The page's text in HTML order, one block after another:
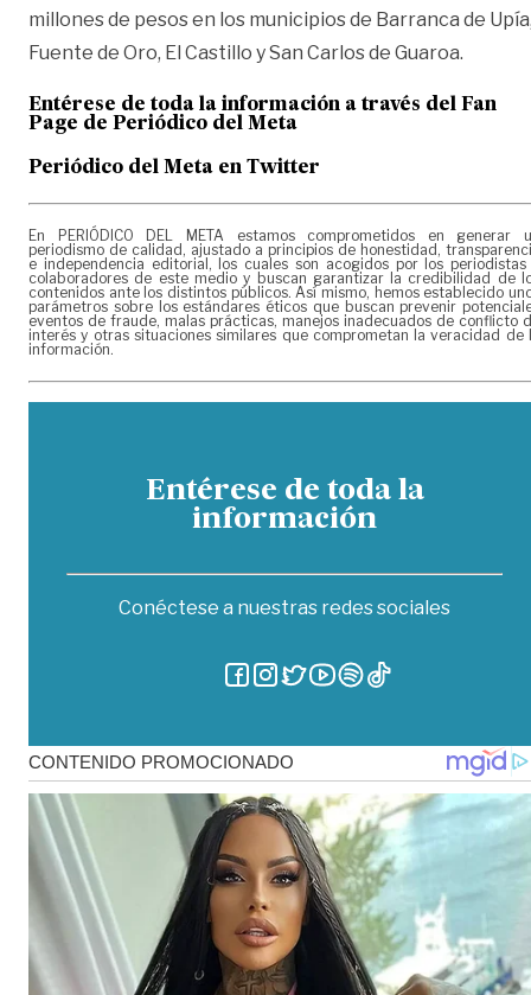
millones de pesos en los municipios de Barranca de
Fuente de Oro, El Castillo y San Carlos de Guaroa.
Entérese de toda la información a través del Fan
Page de Periódico del Meta
Periódico del Meta en Twitter
En PERIÓDICO DEL META estamos comprometidos en generar
periodismo de calidad, ajustado a principios de honestidad,
e independencia editorial, los cuales son acogidos por los periodistas
colaboradores de este medio y buscan garantizar la credibilidad de
contenidos ante los distintos públicos. Así mismo, hemos establecido
parámetros sobre los estándares éticos que buscan prevenir
eventos de fraude, malas prácticas, manejos inadecuados de conflicto
interés y otras situaciones similares que comprometan la veracidad de
información.
Entérese de toda la
información
Conéctese a nuestras redes sociales